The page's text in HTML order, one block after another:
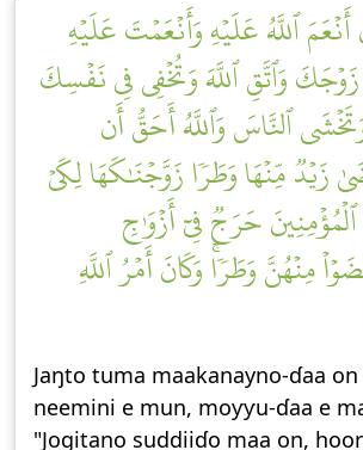
ٱللَّهُ عَلَيۡهِ وَأَنۡعَمۡتَ عَلَيۡهِ
وَٱتَّقِ ٱللَّهَ وَتُخۡفِي فِي نَفۡسِكَ
ٱلنَّاسَ وَٱللَّهُ أَحَقُّ أَن
زَيۡدٞ مِّنۡهَا وَطَرٗا زَوَّجۡنَٰكَهَا لِكَيۡ
حَرَجٞ فِيٓ أَزۡوَٰجِ
مِنۡهُنَّ وَطَرٗاۚ وَكَانَ أَمۡرُ ٱللَّهِ
Jaŋto tuma maakanayno-ɗaa
neemini e mun, moƴƴu-ɗaa e
"Jogitano suddiiɗo maa on,